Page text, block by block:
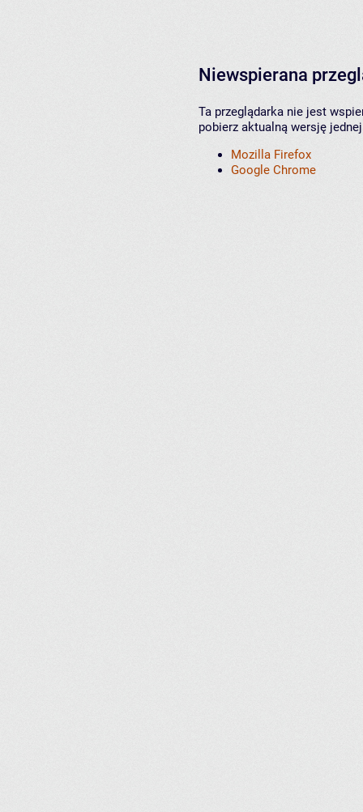
Niewspierana
Ta przeglądarka nie jest
pobierz aktualną wersję
Mozilla Firefox
Google Chrome